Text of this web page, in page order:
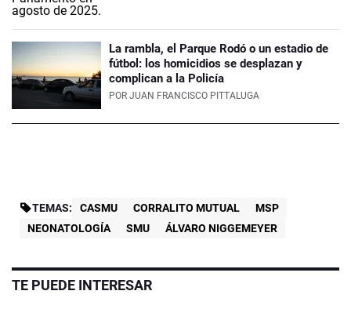
La rambla, el Parque Rodó o un estadio de
fútbol: los homicidios se desplazan y
complican a la Policía
POR JUAN FRANCISCO PITTALUGA
TEMAS: CASMU CORRALITO MUTUAL
MSP
NEONATOLOGÍA
SMU ÁLVARO NIGGEMEYER
TE PUEDE INTERESAR